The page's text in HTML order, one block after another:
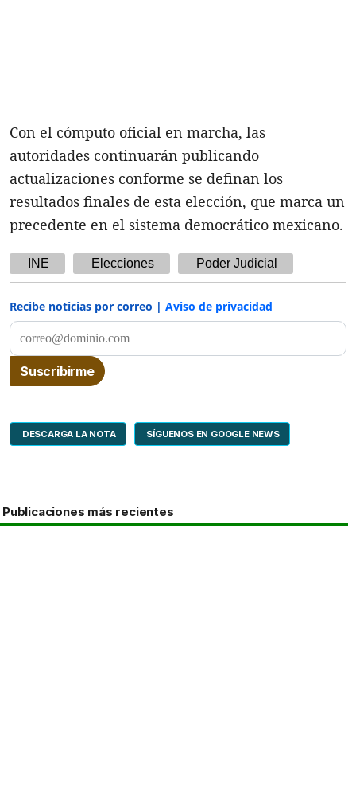
Con el cómputo oficial en marcha, las
autoridades continuarán publicando
actualizaciones conforme se definan los
resultados finales de esta elección, que marca un
precedente en el sistema democrático mexicano.
INE Elecciones Poder Judicial
Recibe noticias por correo | Aviso de privacidad
DESCARGA LA NOTA SÍGUENOS EN GOOGLE NEWS
Publicaciones más recientes